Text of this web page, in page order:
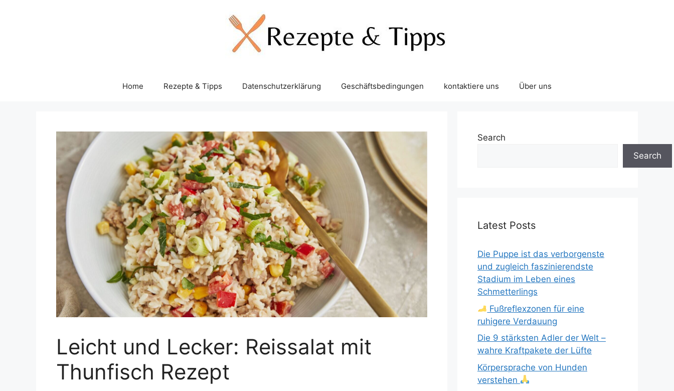
Home Rezepte & Tipps Datenschutzerklärung Geschäftsbedingungen kontaktiere uns Über uns
Leicht und Lecker: Reissalat mit
Thunfisch Rezept
Search
Search
Latest Posts
Die Puppe ist das verborgenste
und zugleich faszinierendste
Stadium im Leben eines
Schmetterlings
Fußreflexzonen für eine
ruhigere Verdauung
Die 9 stärksten Adler der Welt –
wahre Kraftpakete der Lüfte
Körpersprache von Hunden
verstehen